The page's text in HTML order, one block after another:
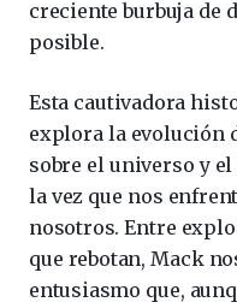
creciente burbuja de
posible.
Esta cautivadora
explora la evolución
sobre el universo y
la vez que nos
nosotros. Entre
que rebotan, Mack
entusiasmo que,